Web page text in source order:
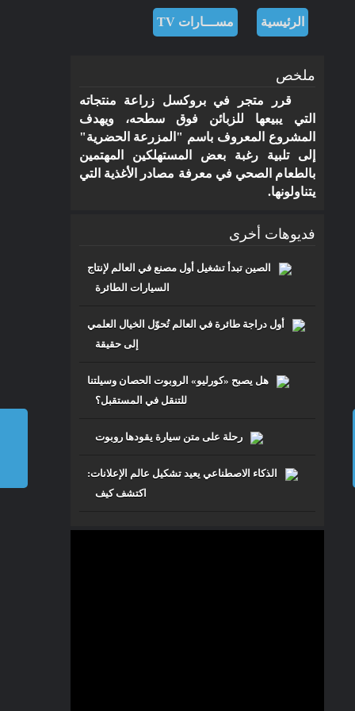
مـــســارات
للرصد والدراســـات الاستشـــرافية
والرقمية
مزارع الأسطح.. تجربة
ناجحة في بلجيكا
مســـارات TV »مزارع
الرئيسية مســـارات TV
ملخص
قرر متجر في بروكسل زراعة منتجاته
التي يبيعها للزبائن فوق سطحه، ويهدف
المشروع المعروف باسم "المزرعة الحضرية"
إلى تلبية رغبة بعض المستهلكين المهتمين
بالطعام الصحي في معرفة مصادر الأغذية التي
يتناولونها.
فديوهات أخرى
الصين تبدأ تشغيل أول مصنع في العالم لإنتاج
السيارات الطائرة
أول دراجة طائرة في العالم تُحوّل الخيال العلمي
إلى حقيقة
هل يصبح «كورليو» الروبوت الحصان وسيلتنا
للتنقل في المستقبل؟
رحلة على متن سيارة يقودها روبوت
الذكاء الاصطناعي يعيد تشكيل عالم الإعلانات:
اكتشف كيف
2026©
جميع الحقوق محفوظة للرابطة